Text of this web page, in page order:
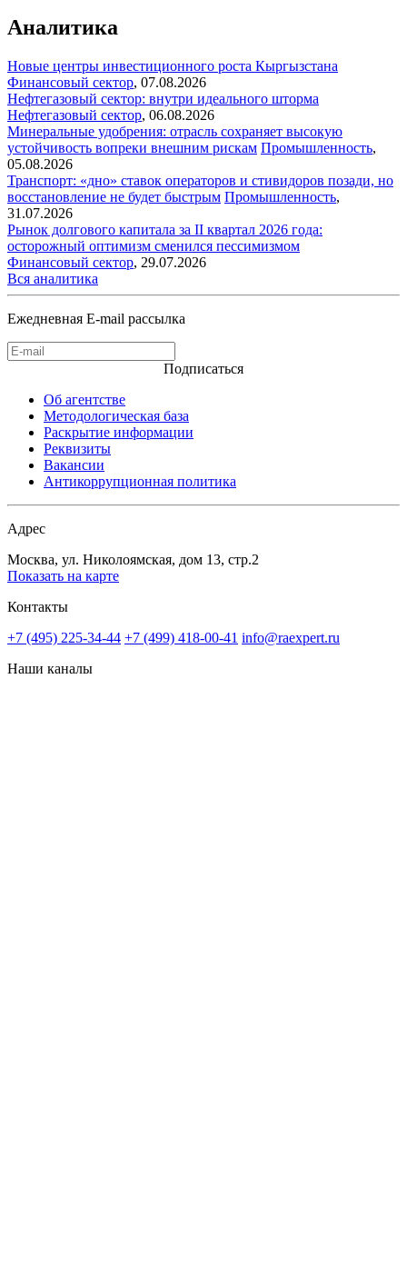
Аналитика
Новые центры инвестиционного роста Кыргызстана
Финансовый сектор, 07.08.2026
Нефтегазовый сектор: внутри идеального шторма
Нефтегазовый сектор, 06.08.2026
Минеральные удобрения: отрасль сохраняет высокую
устойчивость вопреки внешним рискам Промышленность,
05.08.2026
Транспорт: «дно» ставок операторов и стивидоров позади, но
восстановление не будет быстрым Промышленность,
31.07.2026
Рынок долгового капитала за II квартал 2026 года:
осторожный оптимизм сменился пессимизмом
Финансовый сектор, 29.07.2026
Вся аналитика
Ежедневная E-mail рассылка
Подписаться
Об агентстве
Методологическая база
Раскрытие информации
Реквизиты
Вакансии
Антикоррупционная политика
Адрес
Москва, ул. Николоямская, дом 13, стр.2
Показать на карте
Контакты
+7 (495) 225-34-44 +7 (499) 418-00-41 info@raexpert.ru
Наши каналы